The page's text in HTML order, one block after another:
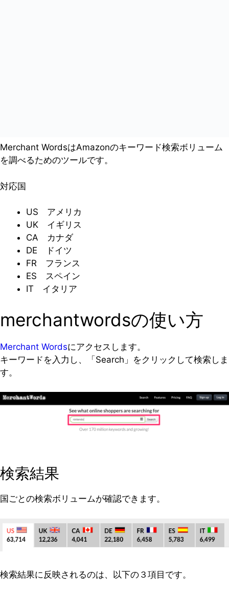
Merchant WordsはAmazonのキーワード検索ボリューム
を調べるためのツールです。
対応国
US アメリカ
UK イギリス
CA カナダ
DE ドイツ
FR フランス
ES スペイン
IT イタリア
merchantwordsの使い方
Merchant Wordsにアクセスします。
キーワードを入力し、「Search」をクリックして検索しま
す。
検索結果
国ごとの検索ボリュームが確認できます。
検索結果に反映されるのは、以下の３項目です。